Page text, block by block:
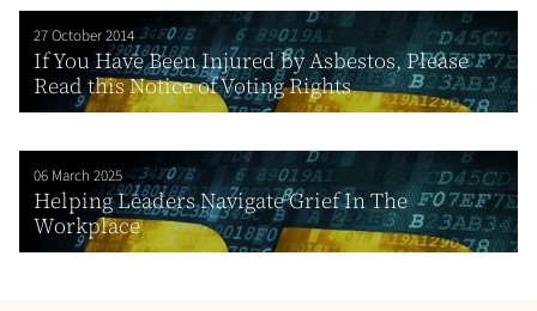
27 October 2014
If You Have Been Injured by Asbestos, Please
Read this Notice of Voting Rights
06 March 2025
Helping Leaders Navigate Grief In The
Workplace